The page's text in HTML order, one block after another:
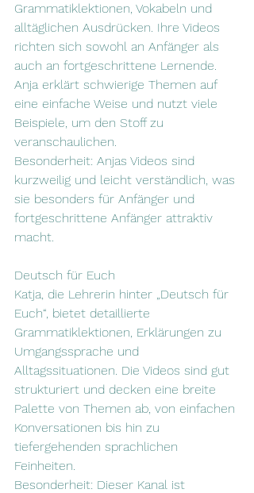
Grammatiklektionen, Vokabeln und
alltäglichen Ausdrücken. Ihre Videos
richten sich sowohl an Anfänger als
auch an fortgeschrittene Lernende.
Anja erklärt schwierige Themen auf
eine einfache Weise und nutzt viele
Beispiele, um den Stoff zu
veranschaulichen.
Besonderheit: Anjas Videos sind
kurzweilig und leicht verständlich, was
sie besonders für Anfänger und
fortgeschrittene Anfänger attraktiv
macht.
Deutsch für Euch
Katja, die Lehrerin hinter „Deutsch für
Euch“, bietet detaillierte
Grammatiklektionen, Erklärungen zu
Umgangssprache und
Alltagssituationen. Die Videos sind gut
strukturiert und decken eine breite
Palette von Themen ab, von einfachen
Konversationen bis hin zu
tiefergehenden sprachlichen
Feinheiten.
Besonderheit: Dieser Kanal ist